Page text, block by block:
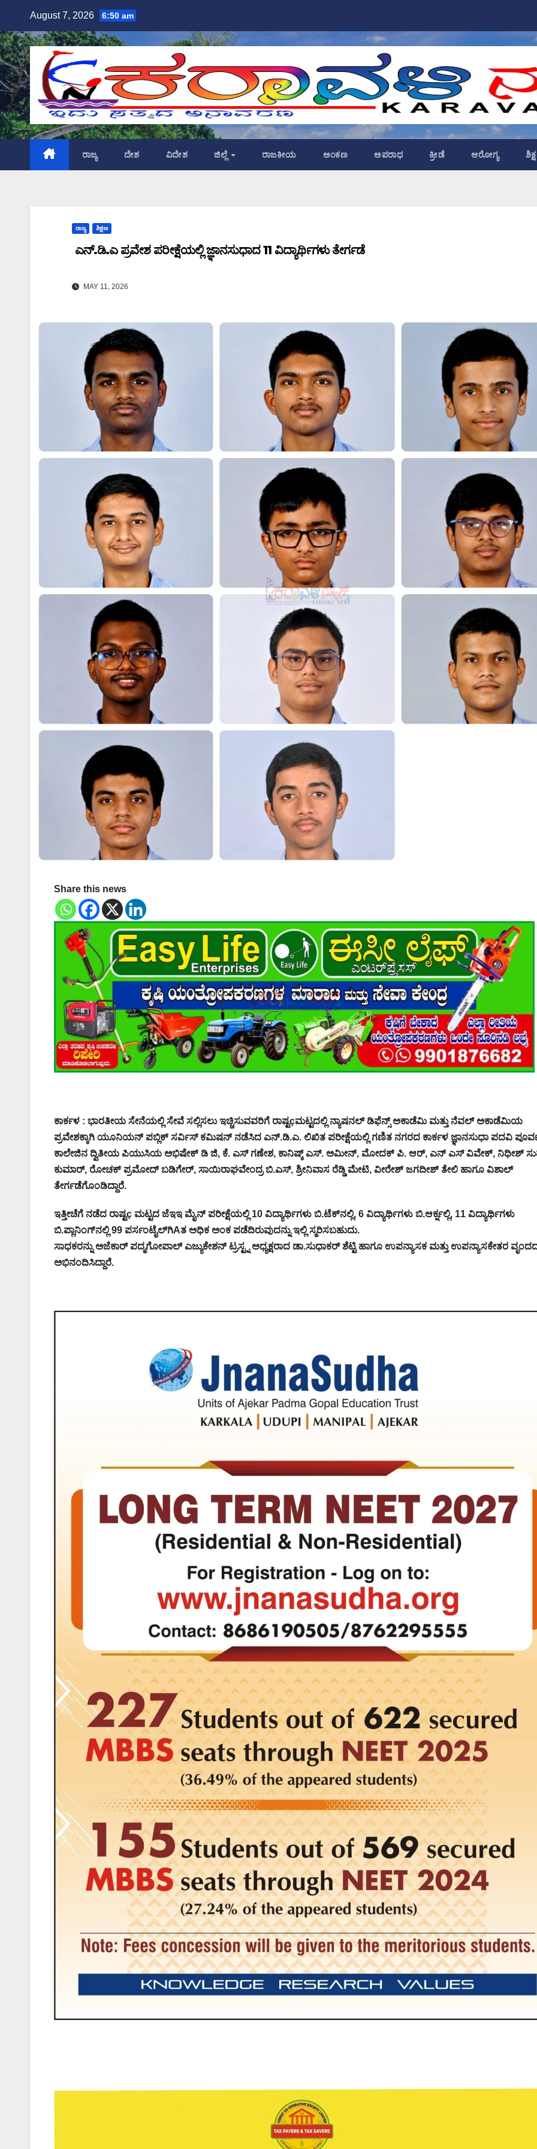
content
August 7, 2026 6:50 am
ರಾಜ್ಯ ದೇಶ ವಿದೇಶ ಜಿಲ್ಲೆ ರಾಜಕೀಯ ಅಂಕಣ ಅಪರಾಧ ಕ್ರೀಡೆ ಆರೋಗ್ಯ
ರಾಜ್ಯ ಶಿಕ್ಷಣ
ಎನ್.ಡಿ.ಎ ಪ್ರವೇಶ ಪರೀಕ್ಷೆಯಲ್ಲಿ ಜ್ಞಾನಸುಧಾದ 11 ವಿದ್ಯಾರ್ಥಿಗಳು ತೇರ್ಗಡೆ
MAY 11, 2026
Share this news
ಕಾರ್ಕಳ : ಭಾರತೀಯ ಸೇನೆಯಲ್ಲಿ ಸೇವೆ ಸಲ್ಲಿಸಲು ಇಚ್ಚಿಸುವವರಿಗೆ ರಾಷ್ಟçಮಟ್ಟದಲ್ಲಿ ನ್ಯಾಷನಲ್ ಡಿಫೆನ್ಸ್ ಅಕಾಡೆಮಿ ಮತ್ತು ನೆವಲ್ ಅಕಾಡೆಮಿಯ
ಪ್ರವೇಶಕ್ಕಾಗಿ ಯೂನಿಯನ್ ಪಬ್ಲಿಕ್ ಸರ್ವಿಸ್ ಕಮಿಷನ್ ನಡೆಸಿದ ಎನ್.ಡಿ.ಎ. ಲಿಖಿತ ಪರೀಕ್ಷೆಯಲ್ಲಿ ಗಣಿತ ನಗರದ ಕಾರ್ಕಳ ಜ್ಞಾನಸುಧಾ ಪದವಿ
ಕಾಲೇಜಿನ ದ್ವಿತೀಯ ಪಿಯುಸಿಯ ಅಭಿಷೇಕ್ ಡಿ ಜಿ, ಕೆ. ಎಸ್ ಗಣೇಶ, ಕಾನಿಷ್ಕ್ ಎಸ್. ಅಮೀನ್, ಮೋದಕ್ ಪಿ. ಆರ್, ಎನ್ ಎಸ್ ವಿವೇಕ್, ನಿಧೀಶ್
ಕುಮಾರ್, ರೋಚಕ್ ಪ್ರಮೋದ್ ಬಡಿಗೇರ್, ಸಾಯಿರಾಘವೇಂದ್ರ ಬಿ.ಎಸ್, ಶ್ರೀನಿವಾಸ ರೆಡ್ಡಿ ಮೇಟಿ, ವೀರೇಶ್ ಜಗದೀಶ್ ತೇಲಿ ಹಾಗೂ ವಿಶಾಲ್
ತೇರ್ಗಡೆಗೊಂಡಿದ್ದಾರೆ.
ಇತ್ತೀಚೆಗೆ ನಡೆದ ರಾಷ್ಟç ಮಟ್ಟದ ಜೆಇಇ ಮೈನ್ ಪರೀಕ್ಷೆಯಲ್ಲಿ 10 ವಿದ್ಯಾರ್ಥಿಗಳು ಬಿ.ಟೆಕ್‌ನಲ್ಲಿ, 6 ವಿದ್ಯಾರ್ಥಿಗಳು ಬಿ.ಆರ್ಕ್ನಲ್ಲಿ, 11 ವಿದ್ಯಾರ್ಥಿಗಳು
ಬಿ.ಪ್ಲಾನಿಂಗ್‌ನಲ್ಲಿ 99 ಪರ್ಸಂಟೈಲ್‌ಗಿAತ ಅಧಿಕ ಅಂಕ ಪಡೆದಿರುವುದನ್ನು ಇಲ್ಲಿ ಸ್ಮರಿಸಬಹುದು.
ಸಾಧಕರನ್ನು ಅಜೆಕಾರ್ ಪದ್ಮಗೋಪಾಲ್ ಎಜ್ಯುಕೇಶನ್ ಟ್ರಸ್ಟ್ನ ಅಧ್ಯಕ್ಷರಾದ ಡಾ.ಸುಧಾಕರ್ ಶೆಟ್ಟಿ ಹಾಗೂ ಉಪನ್ಯಾಸಕ ಮತ್ತು ಉಪನ್ಯಾಸಕೇತರ
ಅಭಿನಂದಿಸಿದ್ದಾರೆ.